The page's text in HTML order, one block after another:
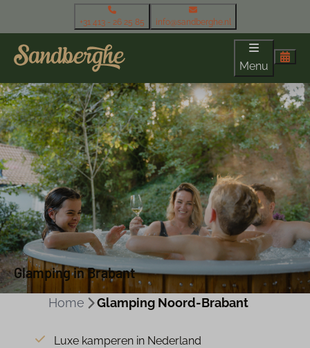
+31 413 - 26 25 85 info@sandberghe.nl
Menu
Glamping in Brabant
Home Glamping Noord-Brabant
Luxe kamperen in Nederland